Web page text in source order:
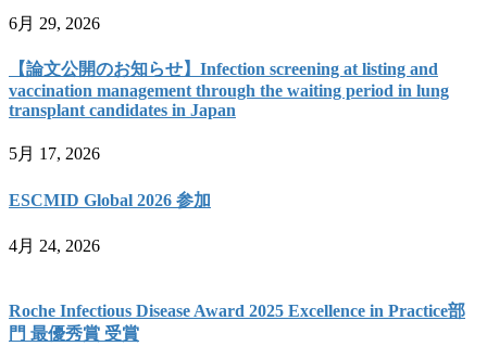
6月 29, 2026
【論文公開のお知らせ】Infection screening at listing and
vaccination management through the waiting period in lung
transplant candidates in Japan
5月 17, 2026
ESCMID Global 2026 参加
4月 24, 2026
Roche Infectious Disease Award 2025 Excellence in Practice部
門 最優秀賞 受賞